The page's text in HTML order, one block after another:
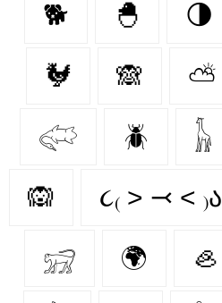
🐕 🐣 🌗
🐓 🙈 ⛅
𓅾 🪲 𓃱
🙉 ૮₍ ˃ ⤙ ˂ ₎ა
𓃸 🌍 🦪